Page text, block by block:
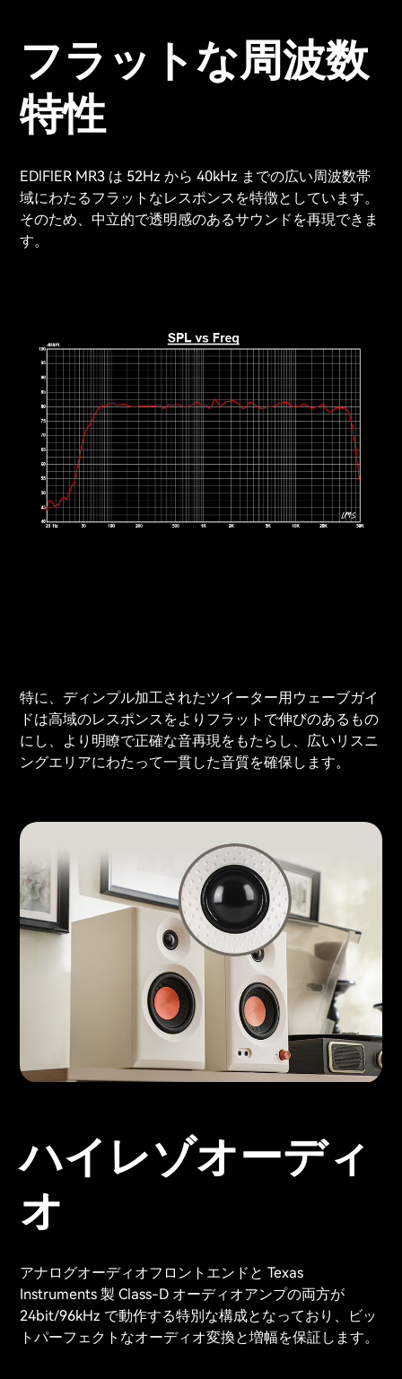
フラットな周波数
特性
EDlFlER MR3 は 52Hz から 40kHz までの広い周波数帯
域にわたるフラットなレスポンスを特徴としています。
そのため、中立的で透明感のあるサウンドを再現できま
す。
特に、ディンプル加工されたツイーター用ウェーブガイ
ドは高域のレスポンスをよりフラットで伸びのあるもの
にし、より明瞭で正確な音再現をもたらし、広いリスニ
ングエリアにわたって一貫した音質を確保します。
ハイレゾオーディ
オ
アナログオーディオフロントエンドと Texas
Instruments 製 Class-D オーディオアンプの両方が
24bit/96kHz で動作する特別な構成となっており、ビッ
トパーフェクトなオーディオ変換と増幅を保証します。